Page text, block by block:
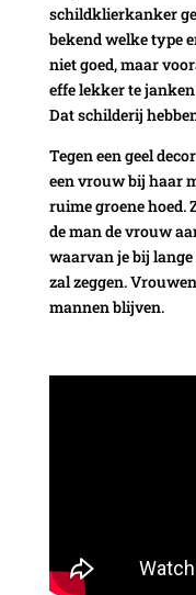
schildklierkanker
bekend welke type
niet goed, maar
effe lekker te
Dat schilderij
Tegen een geel
een vrouw bij haar
ruime groene hoed.
de man de vrouw
waarvan je bij lange
zal zeggen.
mannen blijven.